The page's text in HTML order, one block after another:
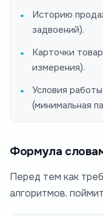
Историю
задвоений).
Карточки
измерения).
Условия
(минимальная
Формула
Перед тем как
алгоритмов,